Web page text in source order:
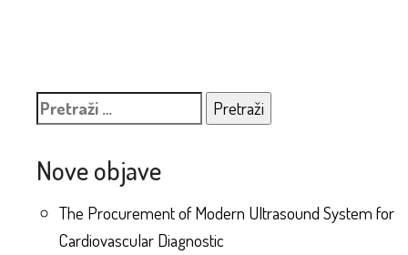
Pretraži:
Nove objave
The Procurement of Modern Ultrasound System for
Cardiovascular Diagnostic